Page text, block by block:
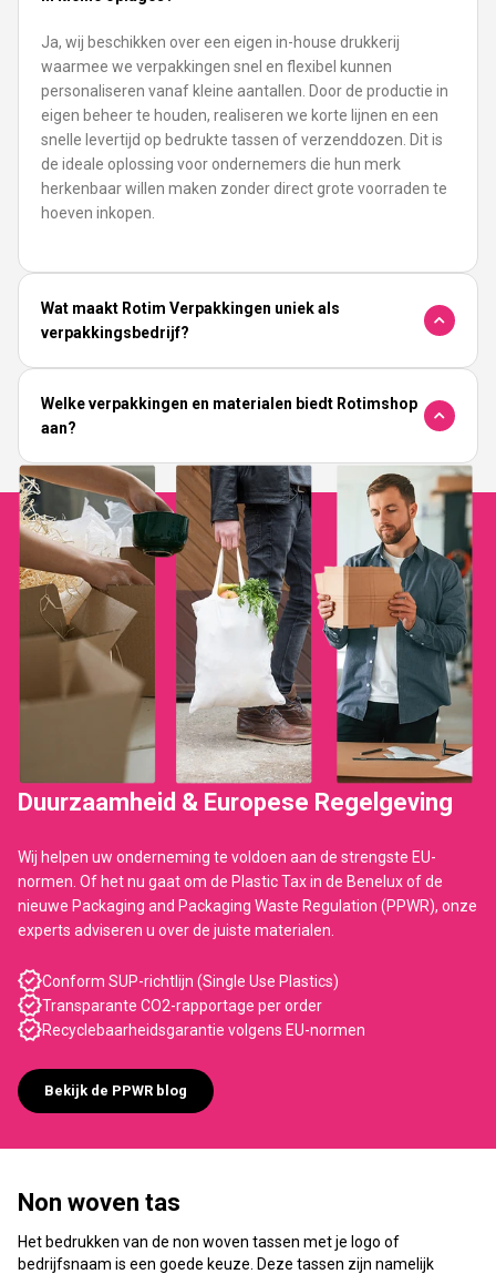
Ja, wij beschikken over een eigen in-house drukkerij
waarmee we verpakkingen snel en flexibel kunnen
personaliseren vanaf kleine aantallen. Door de productie in
eigen beheer te houden, realiseren we korte lijnen en een
snelle levertijd op bedrukte tassen of verzenddozen. Dit is
de ideale oplossing voor ondernemers die hun merk
herkenbaar willen maken zonder direct grote voorraden te
hoeven inkopen.
Wat maakt Rotim Verpakkingen uniek als
verpakkingsbedrijf?
Welke verpakkingen en materialen biedt Rotimshop
aan?
Duurzaamheid & Europese Regelgeving
Wij helpen uw onderneming te voldoen aan de strengste EU-
normen. Of het nu gaat om de Plastic Tax in de Benelux of de
nieuwe Packaging and Packaging Waste Regulation (PPWR), onze
experts adviseren u over de juiste materialen.
Conform SUP-richtlijn (Single Use Plastics)
Transparante CO2-rapportage per order
Recyclebaarheidsgarantie volgens EU-normen
Bekijk de PPWR blog
Non woven tas
Het bedrukken van de non woven tassen met je logo of
bedrijfsnaam is een goede keuze. Deze tassen zijn namelijk